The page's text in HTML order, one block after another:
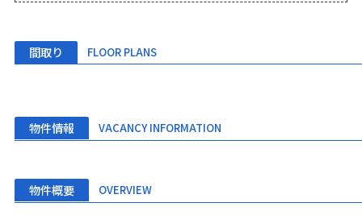
間取り FLOOR PLANS
物件情報 VACANCY INFORMATION
物件概要 OVERVIEW